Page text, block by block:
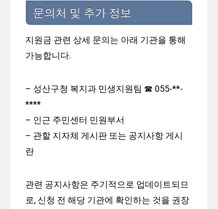
문의처 및 추가 정보
지원금 관련 상세 문의는 아래 기관을 통해
가능합니다.
– 성산구청 복지과 민생지원팀 ☎ 055-**-
****
– 인근 주민센터 민원부서
– 관할 지자체 게시판 또는 공지사항 게시
란
관련 공지사항은 주기적으로 업데이트되므
로, 신청 전 해당 기관에 확인하는 것을 권장